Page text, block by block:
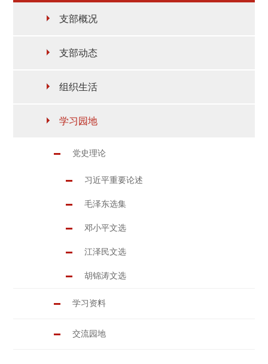
支部概况
支部动态
组织生活
学习园地
党史理论
习近平重要论述
毛泽东选集
邓小平文选
江泽民文选
胡锦涛文选
学习资料
交流园地